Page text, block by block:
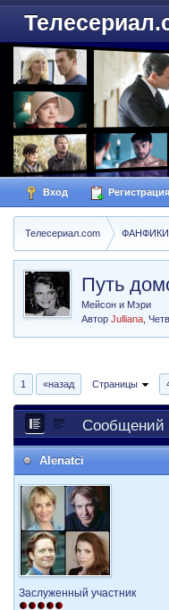
Вход Регистрация
Телесериал.com
Путь
Мейсон и Мэри
АвторJulliana ,
1 «назад Страницы
Сообщений
Alenatci
Заслуженный участник